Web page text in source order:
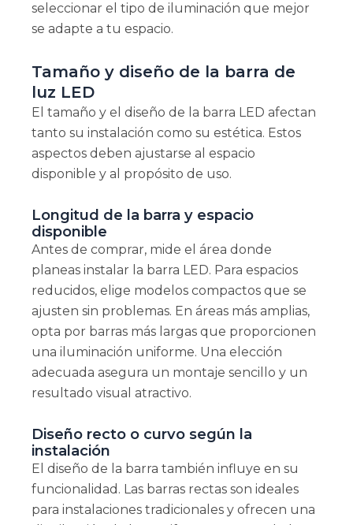
seleccionar el tipo de iluminación que mejor
se adapte a tu espacio.
Tamaño y diseño de la barra de
luz LED
El tamaño y el diseño de la barra LED afectan
tanto su instalación como su estética. Estos
aspectos deben ajustarse al espacio
disponible y al propósito de uso.
Longitud de la barra y espacio
disponible
Antes de comprar, mide el área donde
planeas instalar la barra LED. Para espacios
reducidos, elige modelos compactos que se
ajusten sin problemas. En áreas más amplias,
opta por barras más largas que proporcionen
una iluminación uniforme. Una elección
adecuada asegura un montaje sencillo y un
resultado visual atractivo.
Diseño recto o curvo según la
instalación
El diseño de la barra también influye en su
funcionalidad. Las barras rectas son ideales
para instalaciones tradicionales y ofrecen una